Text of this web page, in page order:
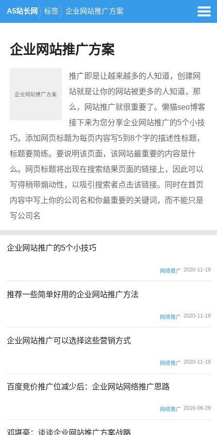
A5站长网 标签 企业网站推广方案
企业网站推广方案
推广即是让越来越多的人知道，创建网
站就是让你的网站被更多的人知道，那
么，网站推广就很重要了。懒猫seo博客
接下来为您分享企业网站推广的5个小技
巧。添加网页标题为每页内容写5到8个字的描述性标题，
标题要简练。要说明该页面，该网站最重要的内容是什
么。网页标题将出现在搜索结果页面的链接上，因此可以
写得稍带煽动性，以吸引搜索者点击该链接。同时在首页
内容中写上你的公司名和你最重要的关键词，而不能只是
写公司名
企业网站推广的5个小技巧
网络推广 2020-11-19
推荐一些简单好用的企业网站推广方法
网络推广 2020-11-19
企业网站推广可以选择这些营销方式
网络推广 2020-11-19
百度竞价推广位减少后：企业网站网络推广思路
网络推广 2016-06-29
邓堪豪：谈谈企业网站推广方案战略